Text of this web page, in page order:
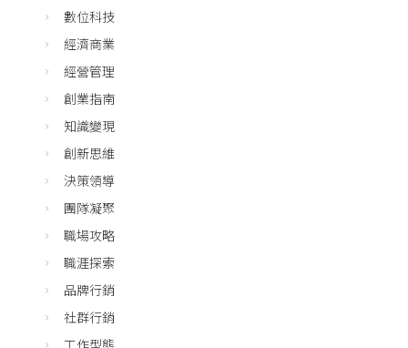
數位科技
經濟商業
經營管理
創業指南
知識變現
創新思維
決策領導
團隊凝聚
職場攻略
職涯探索
品牌行銷
社群行銷